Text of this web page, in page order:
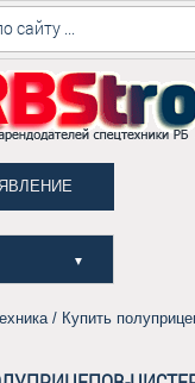
▼
/ Купить